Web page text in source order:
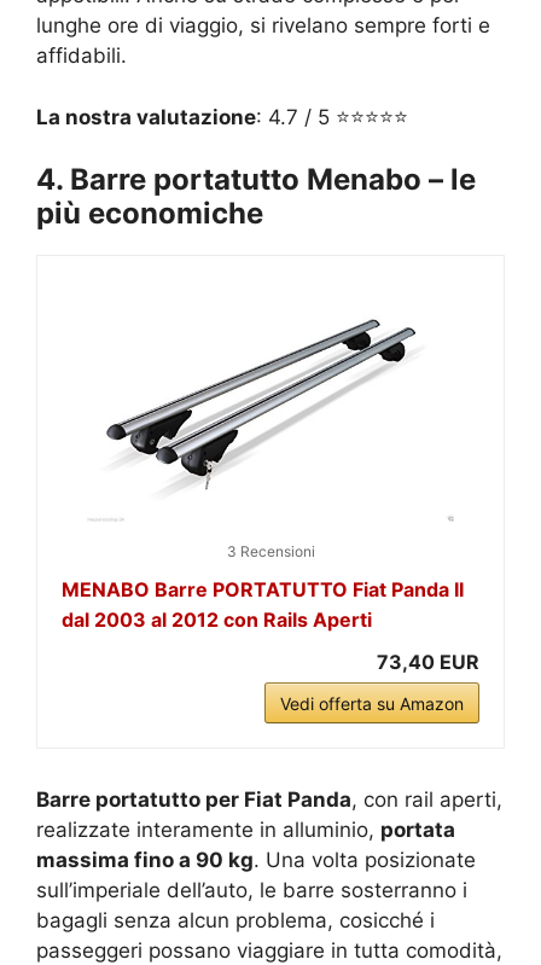
lunghe ore di viaggio, si rivelano sempre forti e
affidabili.
La nostra valutazione: 4.7 / 5 ⭐⭐⭐⭐⭐
4. Barre portatutto Menabo – le
più economiche
3 Recensioni
MENABO Barre PORTATUTTO Fiat Panda II
dal 2003 al 2012 con Rails Aperti
73,40 EUR
Vedi offerta su Amazon
Barre portatutto per Fiat Panda, con rail aperti,
realizzate interamente in alluminio, portata
massima fino a 90 kg. Una volta posizionate
sull’imperiale dell’auto, le barre sosterranno i
bagagli senza alcun problema, cosicché i
passeggeri possano viaggiare in tutta comodità,